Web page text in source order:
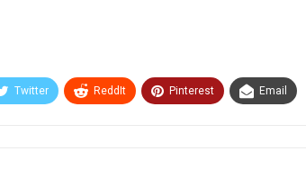
Twitter ReddIt Pinterest Email